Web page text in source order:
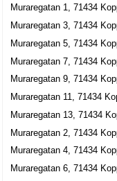
Muraregatan 1, 71434
Muraregatan 3, 71434
Muraregatan 5, 71434
Muraregatan 7, 71434
Muraregatan 9, 71434
Muraregatan 11, 71434
Muraregatan 13, 71434
Muraregatan 2, 71434
Muraregatan 4, 71434
Muraregatan 6, 71434